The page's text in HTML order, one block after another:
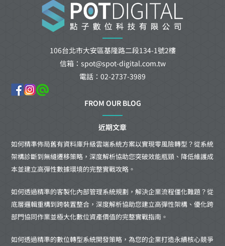
106台北市大安區基隆路二段134-1號2樓
信箱：spot@spot-digital.com.tw
電話：02-2737-3989
FROM OUR BLOG
近期文章
如何精準佈局舊有資料庫升級雲端系統方案以實現零風險轉型？從系統
架構診斷到無縫遷移策略，深度解析協助您突破效能瓶頸、降低維護成
本並建立高彈性數據環境的完整實戰攻略。
如何透過精準的客製化內部管理系統規劃，解決企業流程僵化難題？從
底層邏輯重構到跨裝置整合，深度解析協助您建立高彈性架構、優化跨
部門協同作業並極大化數位資產價值的完整實戰指南。
如何透過精準的數位轉型系統開發策略，為您的企業打造永續核心競爭